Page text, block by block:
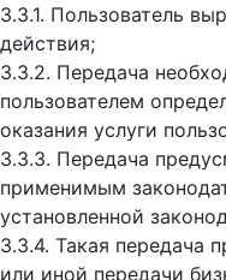
3.3.1. Пользователь
действия;
3.3.2. Передача
пользователем
оказания услуги
3.3.3. Передача
применимым
установленной
3.3.4. Такая передача
или иной передачи